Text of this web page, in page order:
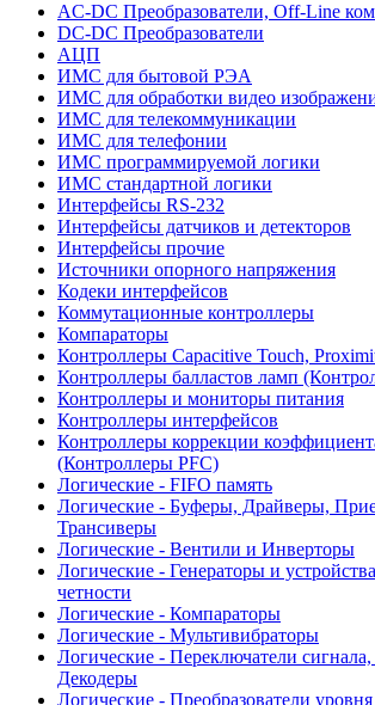
AC-DC Преобразователи, Off-Line
DC-DC Преобразователи
АЦП
ИМС для бытовой РЭА
ИМС для обработки видео
ИМС для телекоммуникации
ИМС для телефонии
ИМС программируемой логики
ИМС стандартной логики
Интерфейсы RS-232
Интерфейсы датчиков и детекторов
Интерфейсы прочие
Источники опорного напряжения
Кодеки интерфейсов
Коммутационные контроллеры
Компараторы
Контроллеры Capacitive Touch,
Контроллеры балластов ламп
Контроллеры и мониторы питания
Контроллеры интерфейсов
Контроллеры коррекции
(Контроллеры PFC)
Логические - FIFO память
Логические - Буферы, Драйверы,
Трансиверы
Логические - Вентили и Инверторы
Логические - Генераторы и
четности
Логические - Компараторы
Логические - Мультивибраторы
Логические - Переключатели
Декодеры
Логические - Преобразователи уровня